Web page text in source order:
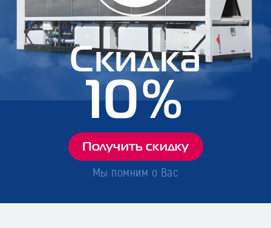
Мы помним о Вас
Скидка
10%
Получить скидку